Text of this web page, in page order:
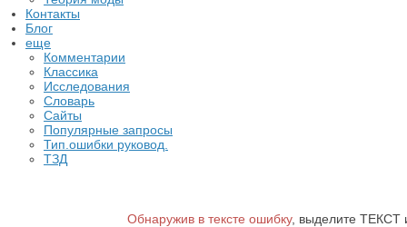
Контакты
Блог
еще
Комментарии
Классика
Исследования
Словарь
Сайты
Популярные запросы
Тип.ошибки руковод.
ТЗД
Обнаружив в тексте ошибку, выделите ТЕКСТ